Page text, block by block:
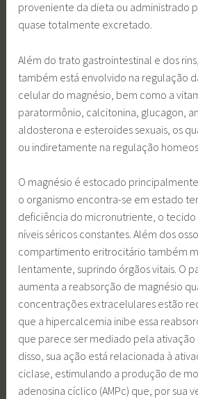
proveniente da dieta ou administrado
quase totalmente excretado.
Além do trato gastrointestinal e dos
também está envolvido na regulação
celular do magnésio, bem como a
paratormônio, calcitonina, glucagon,
aldosterona e esteroides sexuais, os
ou indiretamente na regulação
O magnésio é estocado
o organismo encontra-se em estado
deficiência do micronutriente, o tecido
níveis séricos constantes. Além dos
compartimento eritrocitário também
lentamente, suprindo órgãos vitais. O
aumenta a reabsorção de magnésio
concentrações extracelulares estão
que a hipercalcemia inibe essa
que parece ser mediado pela ativação
disso, sua ação está relacionada à
ciclase, estimulando a produção de
adenosina cíclico (AMPc) que, por sua